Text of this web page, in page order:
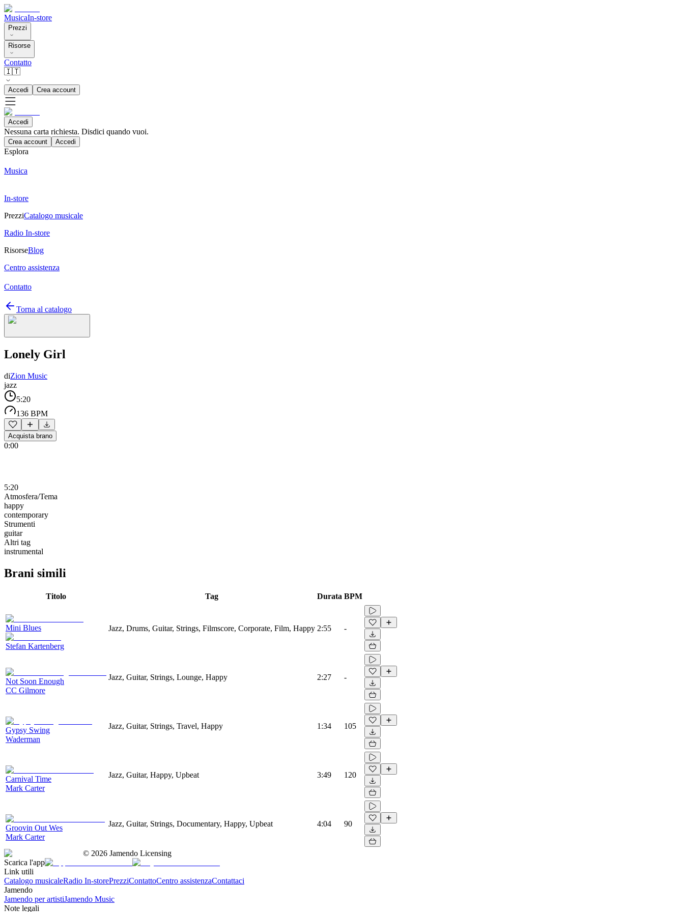
MusicaIn-store
Prezzi
Risorse
Contatto
🇮🇹
Accedi Crea account
Accedi
Nessuna carta richiesta. Disdici quando vuoi.
Crea account Accedi
Esplora
Musica
In-store
PrezziCatalogo musicale
Radio In-store
RisorseBlog
Centro assistenza
Contatto
Torna al catalogo
Lonely Girl
diZion Music
jazz
5:20
136 BPM
Acquista brano
0:00
5:20
Atmosfera/Tema
happy
contemporary
Strumenti
guitar
Altri tag
instrumental
Brani simili
Titolo Tag Durata BPM
Mini Blues
Stefan Kartenberg
Jazz, Drums, Guitar, Strings, Filmscore, Corporate, Film, Happy 2:55 -
Not Soon Enough
CC Gilmore
Jazz, Guitar, Strings, Lounge, Happy 2:27 -
Gypsy Swing
Waderman
Jazz, Guitar, Strings, Travel, Happy 1:34 105
Carnival Time
Mark Carter
Jazz, Guitar, Happy, Upbeat 3:49 120
Groovin Out Wes
Mark Carter
Jazz, Guitar, Strings, Documentary, Happy, Upbeat 4:04 90
© 2026 Jamendo Licensing
Scarica l'app
Link utili
Catalogo musicaleRadio In-storePrezziContattoCentro assistenzaContattaci
Jamendo
Jamendo per artistiJamendo Music
Note legali